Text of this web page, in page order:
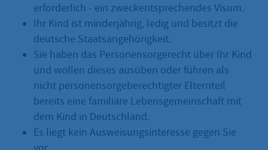
erforderlich - ein zweckentsprechendes Visum.
Ihr Kind ist minderjährig, ledig und besitzt die
deutsche Staatsangehörigkeit.
Sie haben das Personensorgerecht über Ihr Kind
und wollen dieses ausüben oder führen als
nicht personensorgeberechtigter Elternteil
bereits eine familiäre Lebensgemeinschaft mit
dem Kind in Deutschland.
Es liegt kein Ausweisungsinteresse gegen Sie